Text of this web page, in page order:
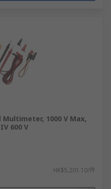
Multimeter, 1000 V Max,
600 V
HK$5,201.10/件